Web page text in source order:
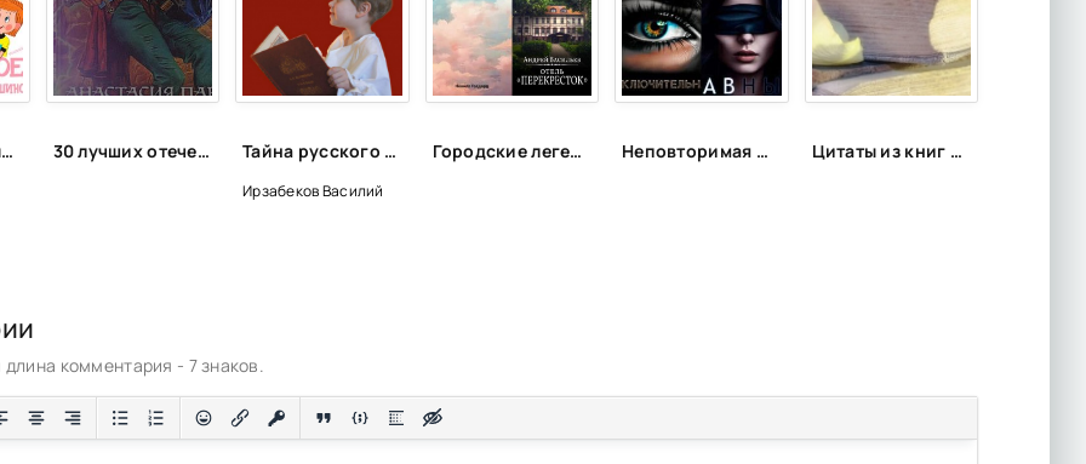
Международный день друзей | ЦБС Пожарского МО 30 лучших отечественных фэнтези циклов Тайна русского слова - Василий Ирзабеков
Ирзабеков Василий
Городские легенды, мистические истории и всё о хтони Неповторимая фантастика Anne Dar в аудио Цитаты из книг и фильмов, которые помогут не сдаться в трудную минуту или после неудачи
комментария - 7 знаков.